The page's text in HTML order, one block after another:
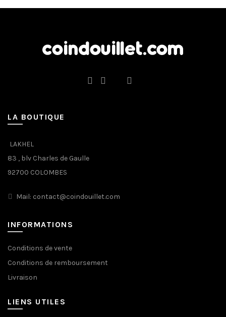
LA BOUTIQUE
LAKHEL
83 , blv Charles de Gaulle
92700 COLOMBES
Mail: contact@coindouillet.com
INFORMATIONS
Conditions de vente
Conditions de remboursement
Livraison
LIENS UTILES